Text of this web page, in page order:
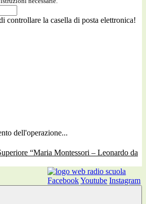
controllare la casella di posta elettronica!
dell'operazione...
FacebookYoutube Instagram